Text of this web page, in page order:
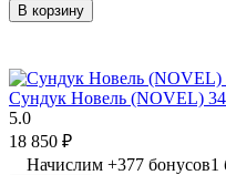
В корзину
Сундук Новель (NOVEL)
5.0
18 850 ₽
Начислим +377 бонусов1